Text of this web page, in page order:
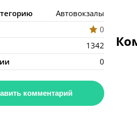
Автовокзалы
0
1342
0
комментарий